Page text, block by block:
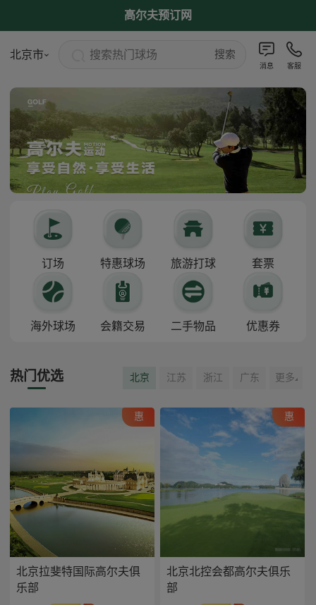
高尔夫预订网
北京市 搜索热门球场 搜索
消息 客服
订场 特惠球场 旅游打球 套票
海外球场 会籍交易 二手物品 优惠券
热门优选 北京 江苏 浙江 广东 更多
惠
北京拉斐特国际高尔夫俱
乐部
惠
北京北控会都高尔夫俱乐
部